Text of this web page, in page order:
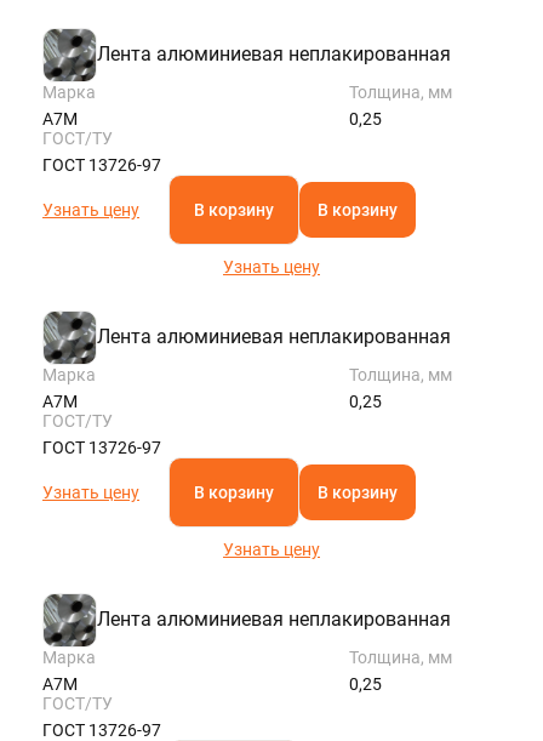
Лента алюминиевая неплакированная
Марка
А7М
Толщина, мм
0,25
ГОСТ/ТУ
ГОСТ 13726-97
Узнать цену В корзину В корзину
Узнать цену
Лента алюминиевая неплакированная
Марка
А7М
Толщина, мм
0,25
ГОСТ/ТУ
ГОСТ 13726-97
Узнать цену В корзину В корзину
Узнать цену
Лента алюминиевая неплакированная
Марка
А7М
Толщина, мм
0,25
ГОСТ/ТУ
ГОСТ 13726-97